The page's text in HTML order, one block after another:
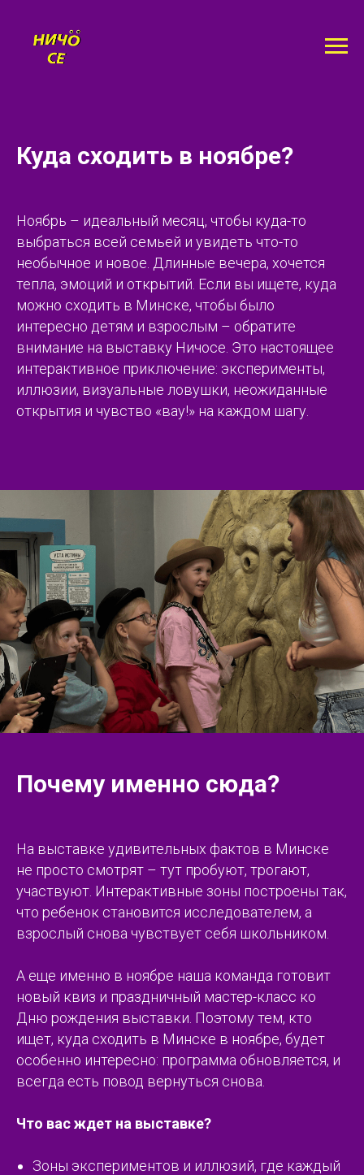
Куда сходить в ноябре?
Ноябрь – идеальный месяц, чтобы куда-то
выбраться всей семьей и увидеть что-то
необычное и новое. Длинные вечера, хочется
тепла, эмоций и открытий. Если вы ищете, куда
можно сходить в Минске, чтобы было
интересно детям и взрослым – обратите
внимание на выставку Ничосе. Это настоящее
интерактивное приключение: эксперименты,
иллюзии, визуальные ловушки, неожиданные
открытия и чувство «вау!» на каждом шагу.
Почему именно сюда?
На выставке удивительных фактов в Минске
не просто смотрят – тут пробуют, трогают,
участвуют. Интерактивные зоны построены так,
что ребенок становится исследователем, а
взрослый снова чувствует себя школьником.
А еще именно в ноябре наша команда готовит
новый квиз и праздничный мастер-класс ко
Дню рождения выставки. Поэтому тем, кто
ищет, куда сходить в Минске в ноябре, будет
особенно интересно: программа обновляется, и
всегда есть повод вернуться снова.
Что вас ждет на выставке?
Зоны экспериментов и иллюзий, где каждый